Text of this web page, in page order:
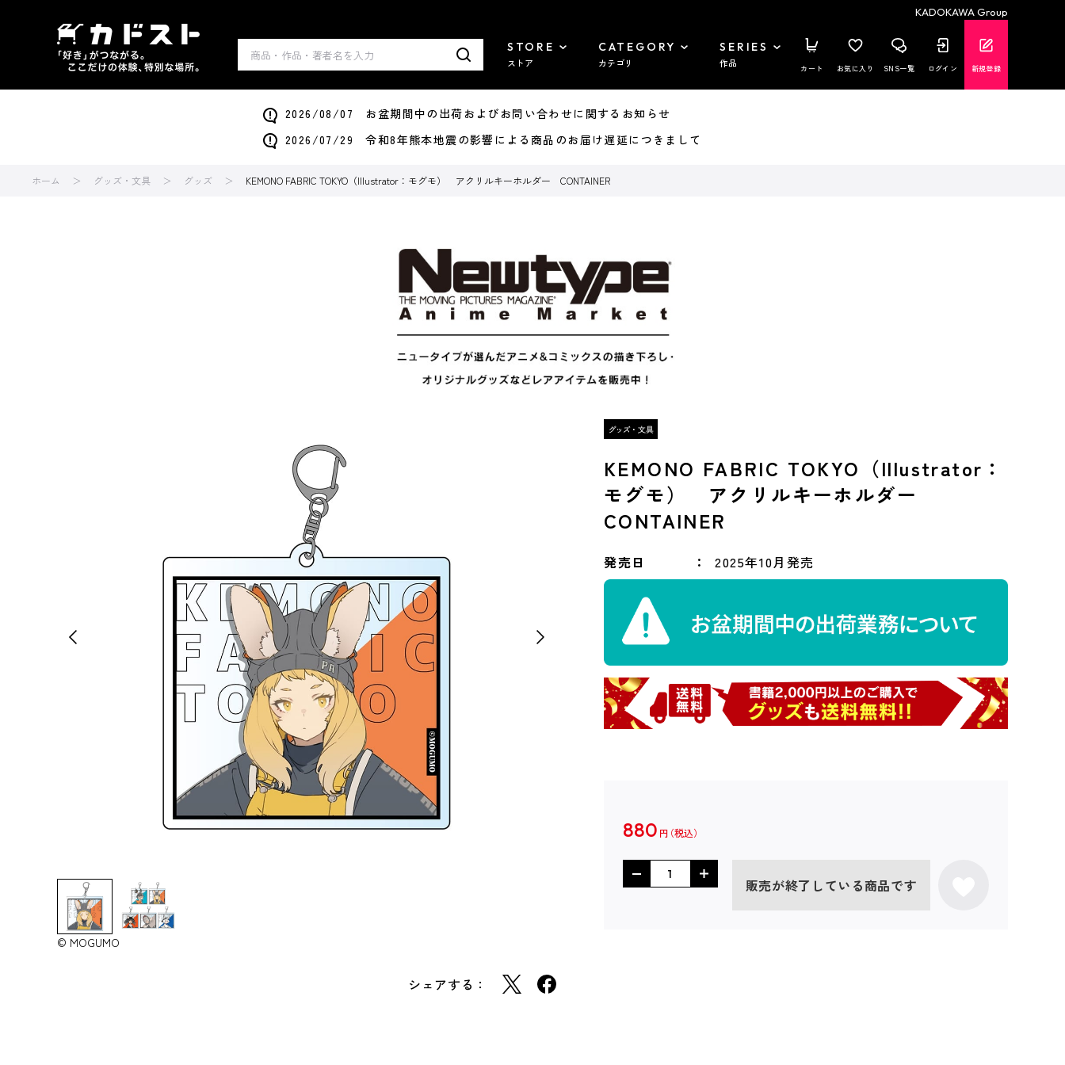
KADOKAWA Group
STORE
ストア
CATEGORY
カテゴリ
SERIES
作品 カート お気に入り SNS一覧 ログイン 新規登録
2026/08/07 お盆期間中の出荷およびお問い合わせに関するお知らせ
2026/07/29 令和8年熊本地震の影響による商品のお届け遅延につきまして
ホーム グッズ・文具 グッズ KEMONO FABRIC TOKYO（Illustrator：モグモ） アクリルキーホルダー CONTAINER
© MOGUMO
シェアする：
KEMONO FABRIC TOKYO（Illustrator：
モグモ） アクリルキーホルダー
CONTAINER
発売日 2025年10月発売
880 円
販売が終了している商品です